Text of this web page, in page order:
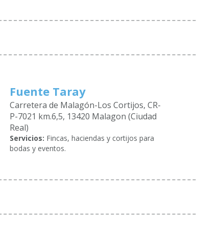
Fuente Taray
Carretera de Malagón-Los Cortijos, CR-
P-7021 km.6,5, 13420 Malagon (Ciudad
Real)
Servicios: Fincas, haciendas y cortijos para
bodas y eventos.